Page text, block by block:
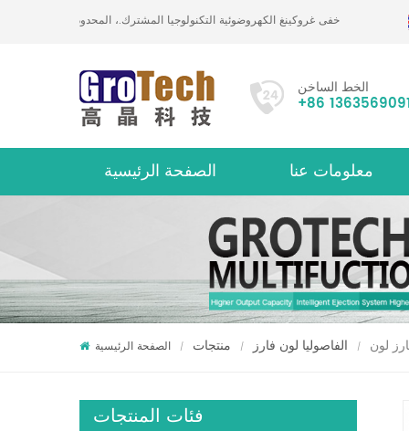
خفى غروكينغ الكهروضوئية التكنولوجيا المشترك.، المحدودة
الخط الساخن
+86
الصفحة الرئيسية معلومات عنا
الصفحة الرئيسية / منتجات / الفاصوليا لون فارز / لون
فئات المنتجات